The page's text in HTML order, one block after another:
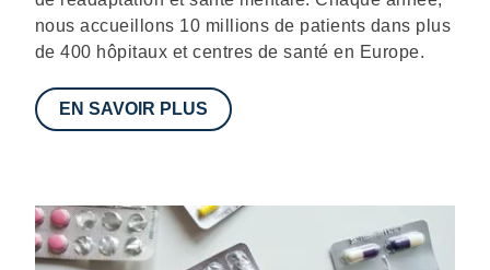
nous accueillons 10 millions de patients dans plus
de 400 hôpitaux et centres de santé en Europe.
EN SAVOIR PLUS